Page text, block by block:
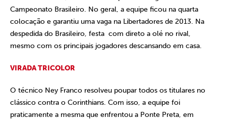
Campeonato Brasileiro. No geral, a equipe ficou na quarta
colocação e garantiu uma vaga na Libertadores de 2013. Na
despedida do Brasileiro, festa com direto a olé no rival,
mesmo com os principais jogadores descansando em casa.
VIRADA TRICOLOR
O técnico Ney Franco resolveu poupar todos os titulares no
clássico contra o Corinthians. Com isso, a equipe foi
praticamente a mesma que enfrentou a Ponte Preta, em